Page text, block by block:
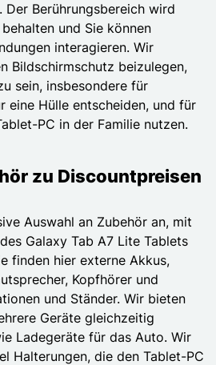
Berührungsbereich wird
und Sie können
interagieren. Wir
Bildschirmschutz beizulegen,
sein, insbesondere für
eine Hülle entscheiden, und für
PC in der Familie nutzen.
zu Discountpreisen
Auswahl an Zubehör an, mit
Galaxy Tab A7 Lite Tablets
finden hier externe Akkus,
Kopfhörer und
und Ständer. Wir bieten
Geräte gleichzeitig
Ladegeräte für das Auto. Wir
Halterungen, die den Tablet-PC